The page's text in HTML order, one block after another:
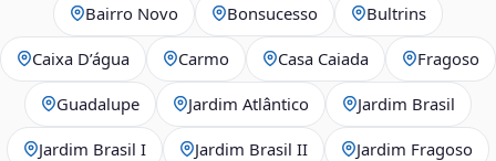
Bairro Novo Bonsucesso Bultrins
Caixa D’água Carmo Casa Caiada Fragoso
Guadalupe Jardim Atlântico Jardim Brasil
Jardim Brasil I Jardim Brasil II Jardim Fragoso